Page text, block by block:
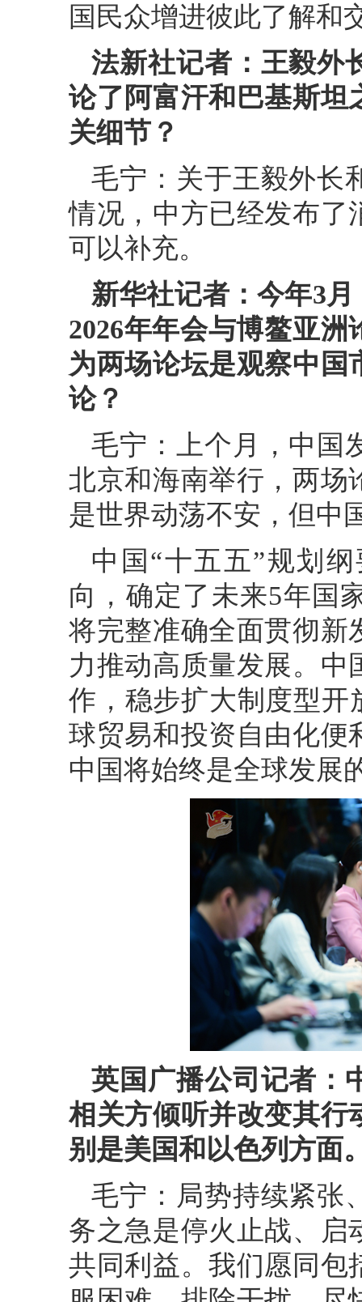
国民众增进彼此了解和
法新社记者：王毅外
论了阿富汗和巴基斯坦
关细节？
毛宁：关于王毅外长
情况，中方已经发布了
可以补充。
新华社记者：今年3
2026年年会与博鳌亚
为两场论坛是观察中国
论？
毛宁：上个月，中国
北京和海南举行，两场
是世界动荡不安，但中
中国“十五五”规划
向，确定了未来5年国
将完整准确全面贯彻新
力推动高质量发展。
作，稳步扩大制度型开
球贸易和投资自由化便
中国将始终是全球发展
英国广播公司记者：
相关方倾听并改变其行
别是美国和以色列方面
毛宁：局势持续紧张
务之急是停火止战、启
共同利益。我们愿同包